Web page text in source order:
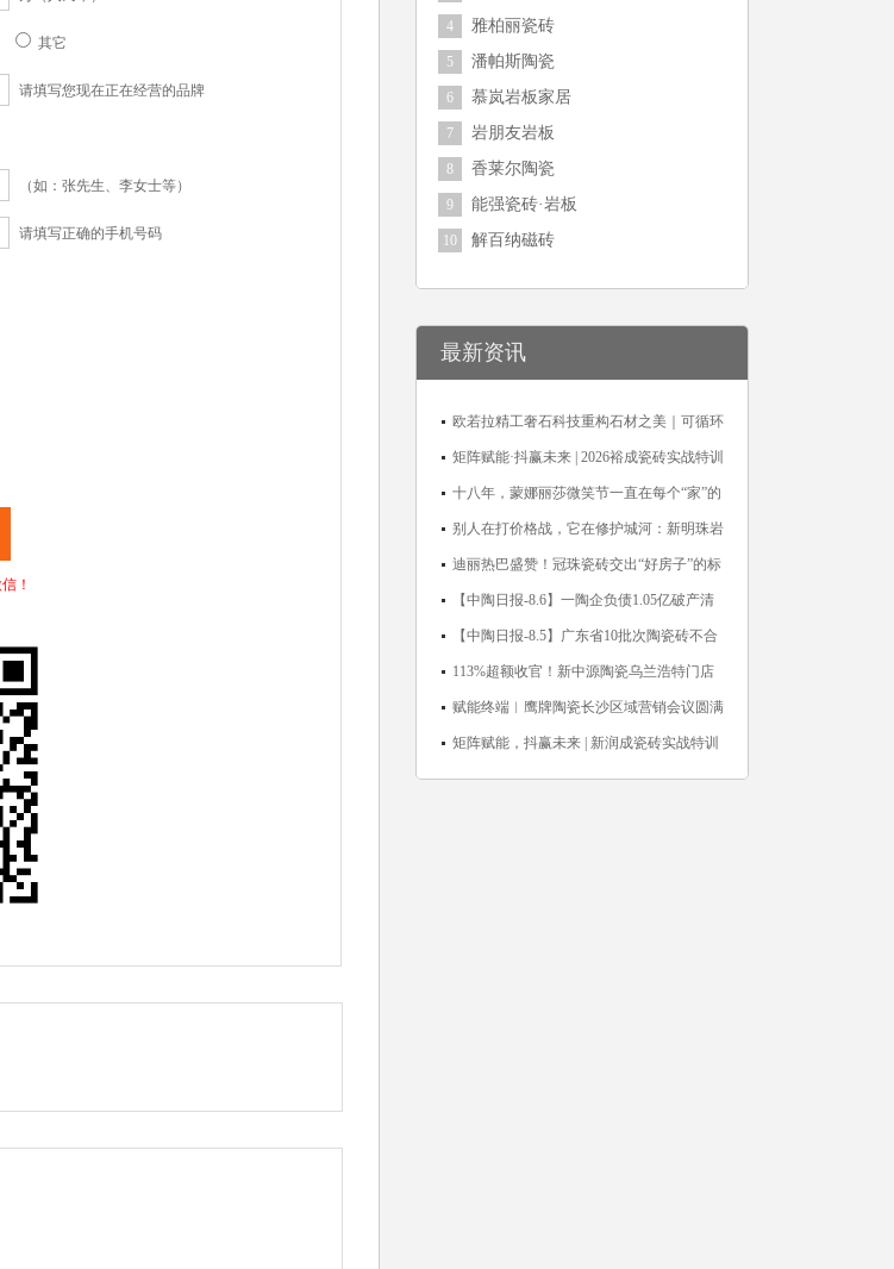
其它
请填写您现在正在经营的品牌
（如：张先生、李女士等）
请填写正确的手机号码
！
4 雅柏丽瓷砖
5 潘帕斯陶瓷
6 慕岚岩板家居
7 岩朋友岩板
8 香莱尔陶瓷
9 能强瓷砖·岩板
10 解百纳磁砖
最新资讯
欧若拉精工奢石科技重构石材之美｜可循环
高纯度微晶，重新定义高端奢石原料
矩阵赋能·抖赢未来 | 2026裕成瓷砖实战特训
营圆满收官
十八年，蒙娜丽莎微笑节一直在每个“家”的
故事里
别人在打价格战，它在修护城河：新明珠岩
板的逆势密码
迪丽热巴盛赞！冠珠瓷砖交出“好房子”的标
准答卷
【中陶日报-8.6】一陶企负债1.05亿破产清
算；东鹏拟延长基金投资期限；工信部开展
建陶行业能效领跑者企业推荐工作
【中陶日报-8.5】广东省10批次陶瓷砖不合
格；科达购买特福国际股份申请未通过；蒙
娜丽莎5千万回购股份；建霖家居海外产能
突破18亿元
113%超额收官！新中源陶瓷乌兰浩特门店
周年活动圆满落幕
赋能终端︱鹰牌陶瓷长沙区域营销会议圆满
举行，共探渠道拓展与门店升级新路径
矩阵赋能，抖赢未来 | 新润成瓷砖实战特训
营成功举办，吹响品牌秋季营销冲锋号！